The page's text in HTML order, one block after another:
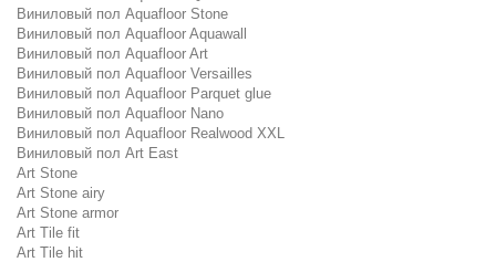
Виниловый пол Aquafloor Stone
Виниловый пол Aquafloor Aquawall
Виниловый пол Aquafloor Art
Виниловый пол Aquafloor Versailles
Виниловый пол Aquafloor Parquet glue
Виниловый пол Aquafloor Nano
Виниловый пол Aquafloor Realwood XXL
Виниловый пол Art East
Art Stone
Art Stone airy
Art Stone armor
Art Tile fit
Art Tile hit